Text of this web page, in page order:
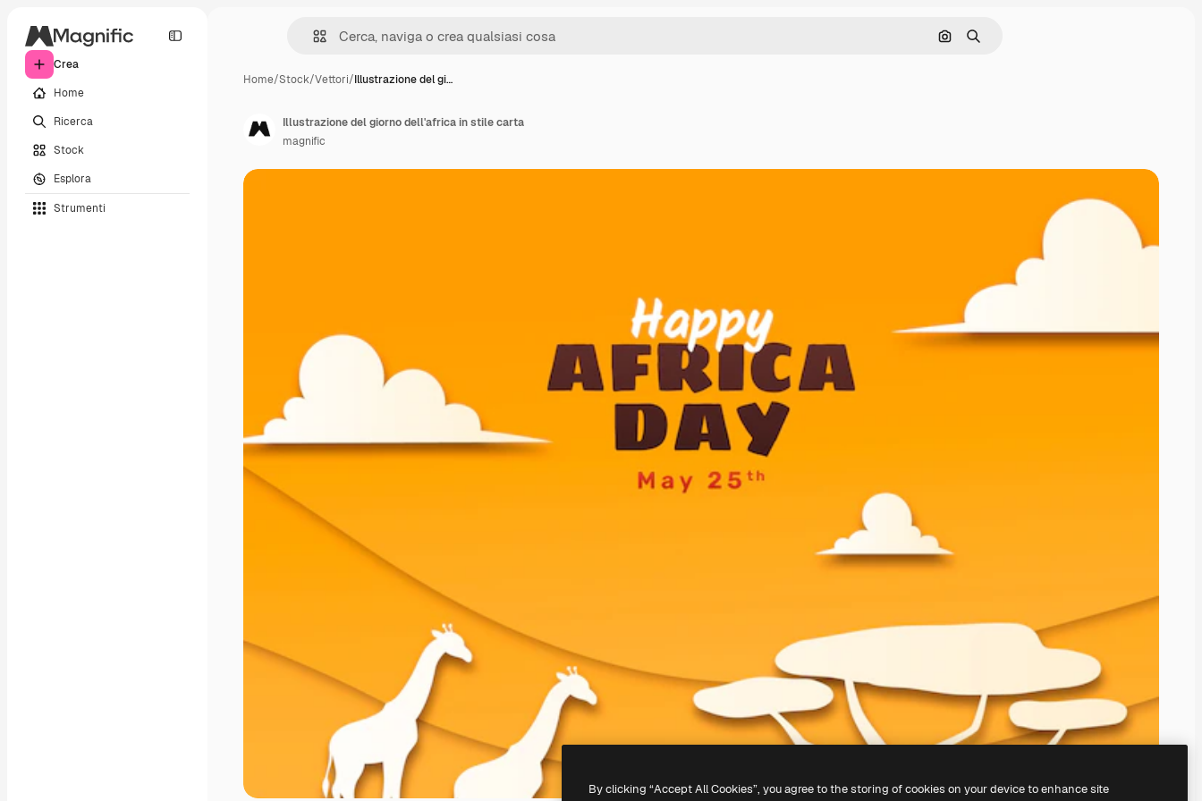
Crea
Home
Ricerca
Stock
Esplora
Strumenti
Cerca per immagine
Ricerca
Home/Stock/Vettori/Illustrazione del gi…
Illustrazione del giorno dell'africa in stile carta
magnific
By clicking “Accept All Cookies”, you agree to the storing of cookies on your device to enhance site